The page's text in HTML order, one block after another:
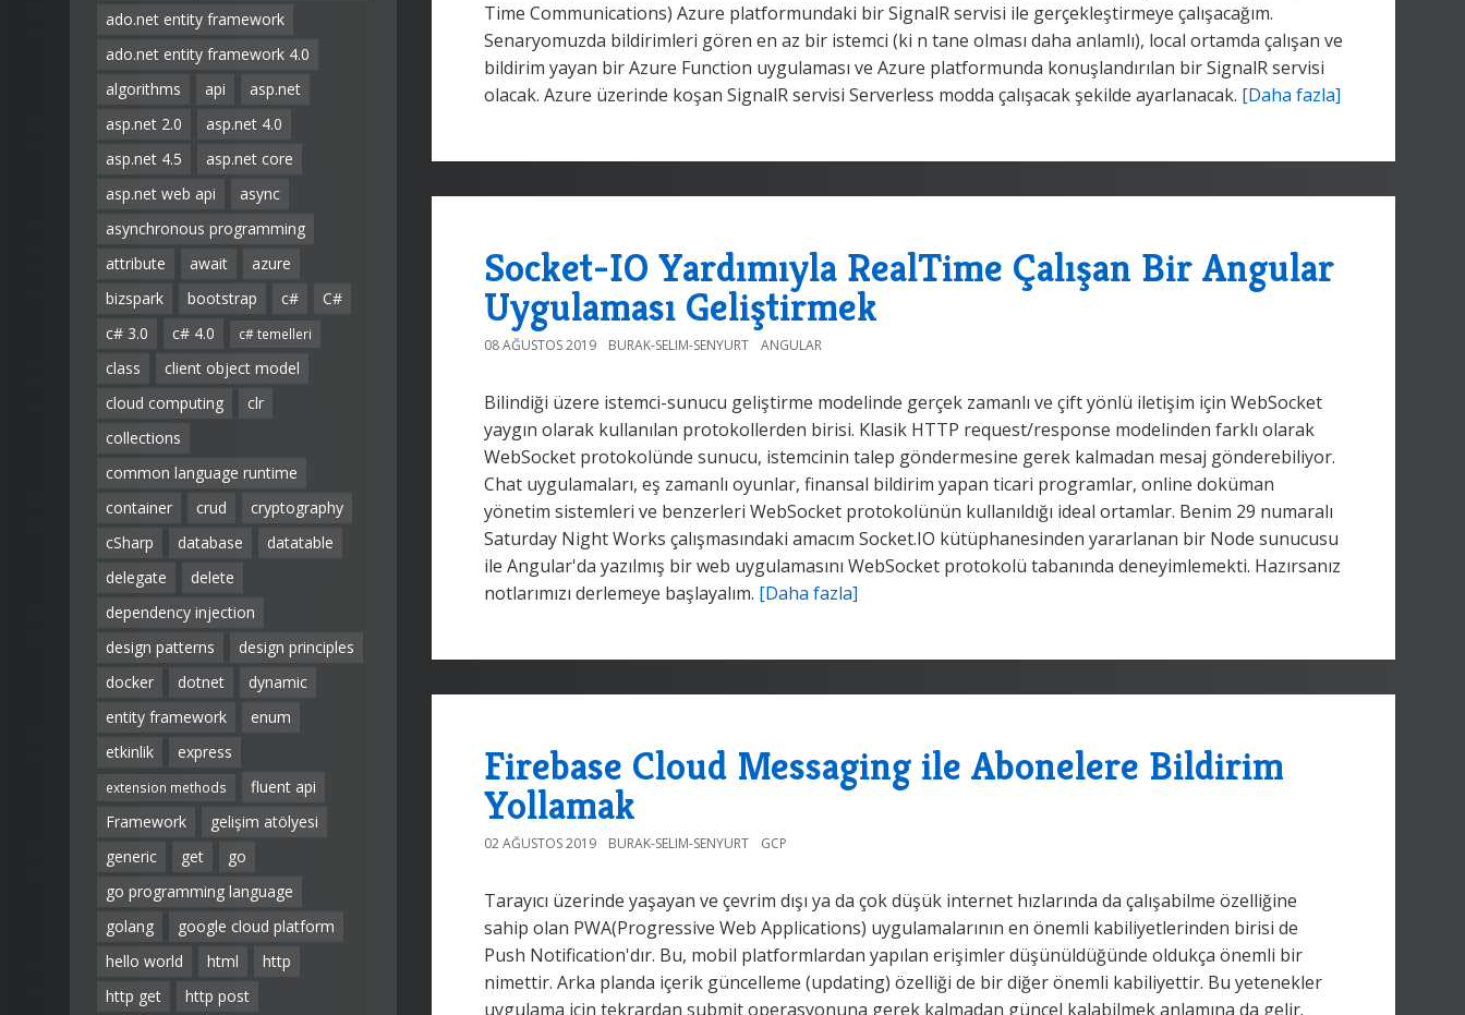
ado.net entity framework
ado.net entity framework 4.0
algorithms
api
asp.net
asp.net 2.0
asp.net 4.0
asp.net 4.5
asp.net core
asp.net web api
async
asynchronous programming
attribute
await
azure
bizspark
bootstrap c#
C#
c# 3.0
c# 4.0 c# temelleri
class
client object model
cloud computing
clr
collections
common language runtime
container
crud
cryptography
cSharp
database
datatable
delegate
delete
dependency injection
design patterns
design principles
docker
dotnet
dynamic
entity framework
enum
etkinlik
express
extension methods
fluent api
Framework
gelişim atölyesi
generic
get
go
go programming language
golang
google cloud platform
hello world
html
http
http get
http post
Time Communications) Azure platformundaki bir SignalR servisi ile gerçekleştirmeye çalışacağım.
Senaryomuzda bildirimleri gören en az bir istemci (ki n tane olması daha anlamlı), local ortamda çalışan ve
bildirim yayan bir Azure Function uygulaması ve Azure platformunda konuşlandırılan bir SignalR servisi
olacak. Azure üzerinde koşan SignalR servisi Serverless modda çalışacak şekilde ayarlanacak. [Daha fazla]
Socket-IO Yardımıyla RealTime Çalışan Bir Angular
Uygulaması Geliştirmek
08 AĞUSTOS 2019 BURAK-SELIM-SENYURT ANGULAR
Bilindiği üzere istemci-sunucu geliştirme modelinde gerçek zamanlı ve çift yönlü iletişim için WebSocket
yaygın olarak kullanılan protokollerden birisi. Klasik HTTP request/response modelinden farklı olarak
WebSocket protokolünde sunucu, istemcinin talep göndermesine gerek kalmadan mesaj gönderebiliyor.
Chat uygulamaları, eş zamanlı oyunlar, finansal bildirim yapan ticari programlar, online doküman
yönetim sistemleri ve benzerleri WebSocket protokolünün kullanıldığı ideal ortamlar. Benim 29 numaralı
Saturday Night Works çalışmasındaki amacım Socket.IO kütüphanesinden yararlanan bir Node sunucusu
ile Angular'da yazılmış bir web uygulamasını WebSocket protokolü tabanında deneyimlemekti. Hazırsanız
notlarımızı derlemeye başlayalım. [Daha fazla]
Firebase Cloud Messaging ile Abonelere Bildirim
Yollamak
02 AĞUSTOS 2019 BURAK-SELIM-SENYURT GCP
Tarayıcı üzerinde yaşayan ve çevrim dışı ya da çok düşük internet hızlarında da çalışabilme özelliğine
sahip olan PWA(Progressive Web Applications) uygulamalarının en önemli kabiliyetlerinden birisi de
Push Notification'dır. Bu, mobil platformlardan yapılan erişimler düşünüldüğünde oldukça önemli bir
nimettir. Arka planda içerik güncelleme (updating) özelliği de bir diğer önemli kabiliyettir. Bu yetenekler
uygulama için tekrardan submit operasyonuna gerek kalmadan güncel kalabilmek anlamına da gelir.